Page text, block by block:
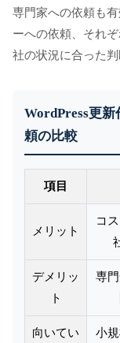
専門家への依頼も
ーへの依頼、それ
社の状況に合った判
WordPress更
頼の比較
項目
メリット
コ
デメリッ
ト
専
向いてい
小